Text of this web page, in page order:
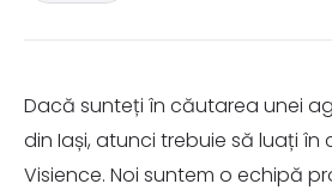
Dacă sunteți în căutarea unei
din Iași, atunci trebuie să luați în
Visience. Noi suntem o echipă